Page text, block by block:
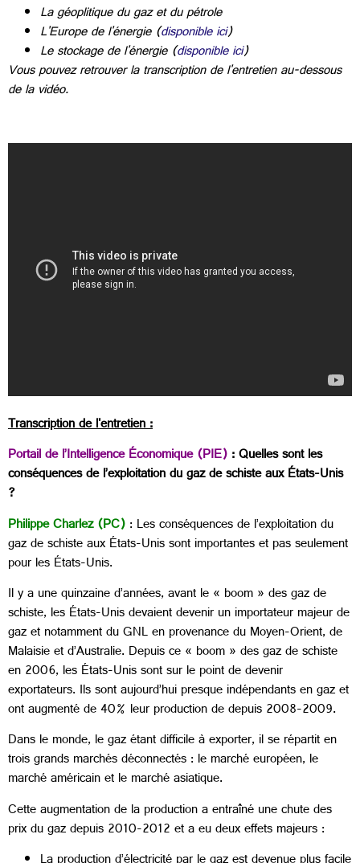
La géoplitique du gaz et du pétrole
L'Europe de l'énergie (disponible ici)
Le stockage de l'énergie (disponible ici)
Vous pouvez retrouver la transcription de l'entretien au-dessous
de la vidéo.
Transcription de l'entretien :
Portail de l’Intelligence Économique (PIE): Quelles sont les
conséquences de l’exploitation du gaz de schiste aux États-Unis
?
Philippe Charlez (PC): Les conséquences de l’exploitation du
gaz de schiste aux États-Unis sont importantes et pas seulement
pour les États-Unis.
Il y a une quinzaine d’années, avant le « boom » des gaz de
schiste, les États-Unis devaient devenir un importateur majeur de
gaz et notamment du GNL en provenance du Moyen-Orient, de
Malaisie et d’Australie. Depuis ce « boom » des gaz de schiste
en 2006, les États-Unis sont sur le point de devenir
exportateurs. Ils sont aujourd’hui presque indépendants en gaz et
ont augmenté de 40% leur production de depuis 2008-2009.
Dans le monde, le gaz étant difficile à exporter, il se répartit en
trois grands marchés déconnectés : le marché européen, le
marché américain et le marché asiatique.
Cette augmentation de la production a entraîné une chute des
prix du gaz depuis 2010-2012 et a eu deux effets majeurs :